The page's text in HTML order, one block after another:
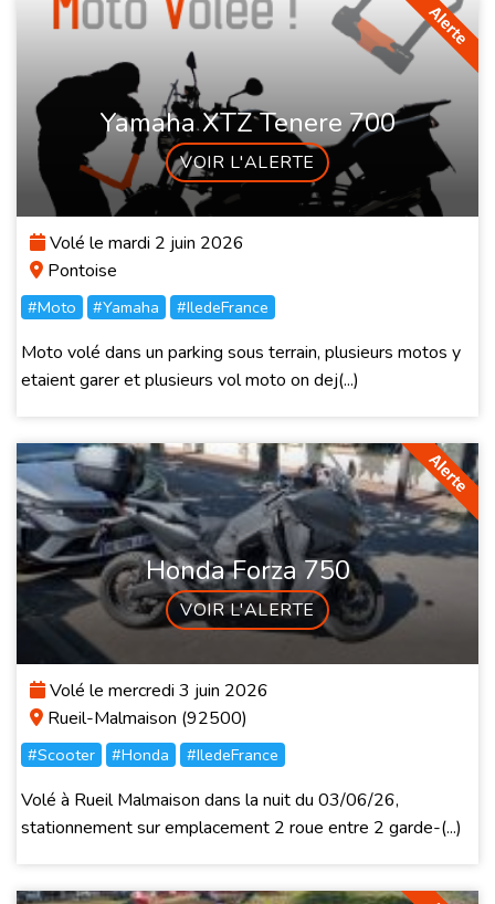
Yamaha XTZ Tenere 700
VOIR L'ALERTE
Volé le mardi 2 juin 2026
Pontoise
#Moto #Yamaha #IledeFrance
Moto volé dans un parking sous terrain, plusieurs motos y
etaient garer et plusieurs vol moto on dej(...)
Honda Forza 750
VOIR L'ALERTE
Volé le mercredi 3 juin 2026
Rueil-Malmaison (92500)
#Scooter #Honda #IledeFrance
Volé à Rueil Malmaison dans la nuit du 03/06/26,
stationnement sur emplacement 2 roue entre 2 garde-(...)